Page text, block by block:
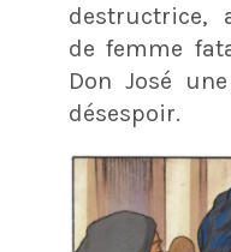
destructrice,
de femme
Don José
désespoir.